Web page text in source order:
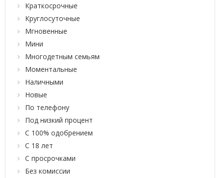
Краткосрочные
Круглосуточные
Мгновенные
Мини
Многодетным семьям
Моментальные
Наличными
Новые
По телефону
Под низкий процент
С 100% одобрением
С 18 лет
С просрочками
Без комиссии